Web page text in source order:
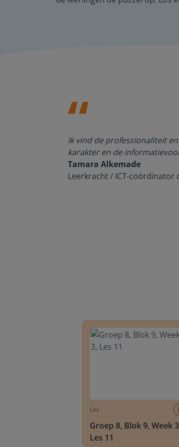
Ik vind de professionaliteit
karakter en de
Tamara Alkemade
Leerkracht / ICT-coördinator
Les
Groep 8, Blok 9, Week
Les 11